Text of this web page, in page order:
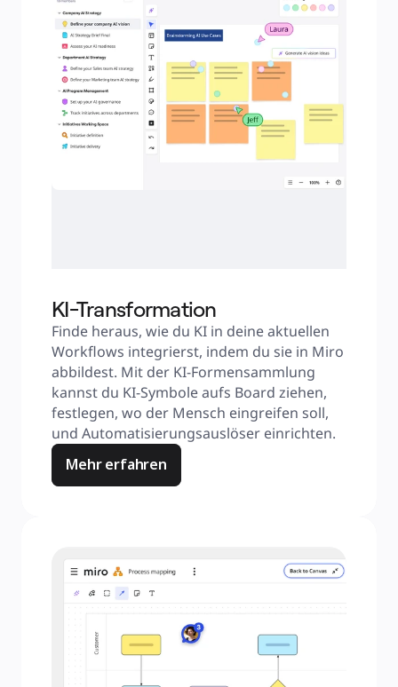
KI-Transformation
Finde heraus, wie du KI in deine aktuellen
Workflows integrierst, indem du sie in Miro
abbildest. Mit der KI-Formensammlung
kannst du KI-Symbole aufs Board ziehen,
festlegen, wo der Mensch eingreifen soll,
und Automatisierungsauslöser einrichten.
Mehr erfahren